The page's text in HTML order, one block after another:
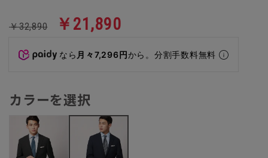
￥32,890 ￥21,890
なら 月々7,296円から。分割手数料無料
カラーを選択